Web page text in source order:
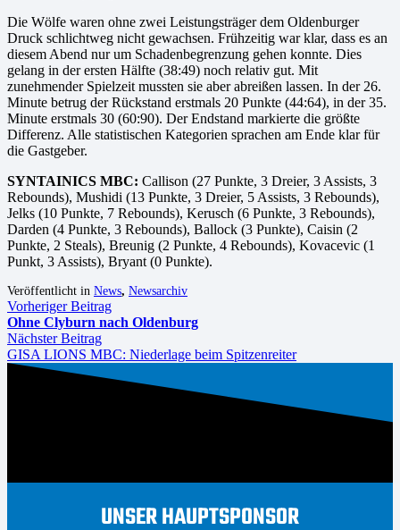
Die Wölfe waren ohne zwei Leistungsträger dem Oldenburger
Druck schlichtweg nicht gewachsen. Frühzeitig war klar, dass es an
diesem Abend nur um Schadenbegrenzung gehen konnte. Dies
gelang in der ersten Hälfte (38:49) noch relativ gut. Mit
zunehmender Spielzeit mussten sie aber abreißen lassen. In der 26.
Minute betrug der Rückstand erstmals 20 Punkte (44:64), in der 35.
Minute erstmals 30 (60:90). Der Endstand markierte die größte
Differenz. Alle statistischen Kategorien sprachen am Ende klar für
die Gastgeber.
SYNTAINICS MBC: Callison (27 Punkte, 3 Dreier, 3 Assists, 3
Rebounds), Mushidi (13 Punkte, 3 Dreier, 5 Assists, 3 Rebounds),
Jelks (10 Punkte, 7 Rebounds), Kerusch (6 Punkte, 3 Rebounds),
Darden (4 Punkte, 3 Rebounds), Ballock (3 Punkte), Caisin (2
Punkte, 2 Steals), Breunig (2 Punkte, 4 Rebounds), Kovacevic (1
Punkt, 3 Assists), Bryant (0 Punkte).
Veröffentlicht in News, Newsarchiv
Vorheriger Beitrag
Ohne Clyburn nach Oldenburg
Nächster Beitrag
GISA LIONS MBC: Niederlage beim Spitzenreiter
UNSER HAUPTSPONSOR